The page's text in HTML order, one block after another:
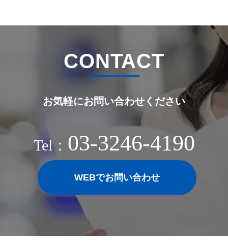
CONTACT
お気軽にお問い合わせください
Tel： 03-3246-4190
WEBでお問い合わせ